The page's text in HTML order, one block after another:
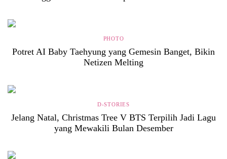
PHOTO
Potret AI Baby Taehyung yang Gemesin Banget, Bikin
Netizen Melting
D-STORIES
Jelang Natal, Christmas Tree V BTS Terpilih Jadi Lagu
yang Mewakili Bulan Desember